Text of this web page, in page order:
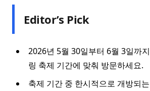
Editor’s Pick
2026년 5월 30일부터 6월 3일까
링 축제 기간에 맞춰 방문하세요.
축제 기간 중 한시적으로 개방되